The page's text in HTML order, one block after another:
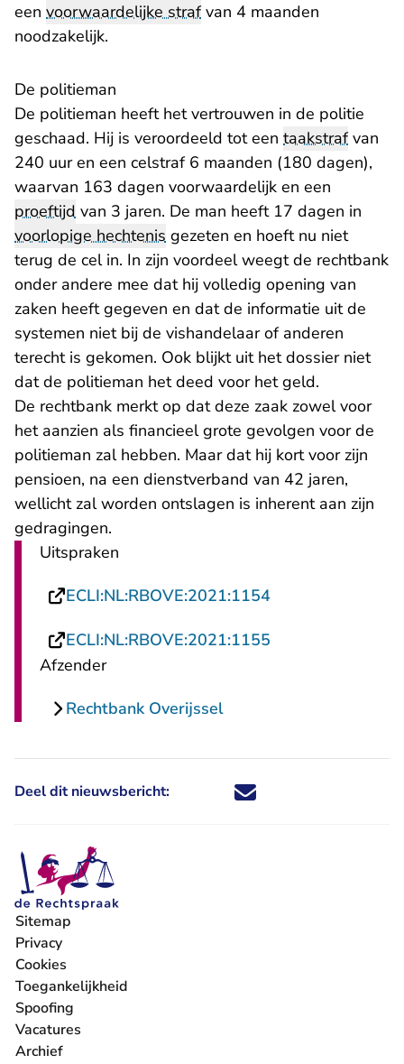
een voorwaardelijke strafvan 4 maanden
noodzakelijk.
De politieman
De politieman heeft het vertrouwen in de politie
geschaad. Hij is veroordeeld tot een taakstrafvan
240 uur en een celstraf 6 maanden (180 dagen),
waarvan 163 dagen voorwaardelijk en een
proeftijd van 3 jaren. De man heeft 17 dagen in
voorlopige hechtenis gezeten en hoeft nu niet
terug de cel in. In zijn voordeel weegt de rechtbank
onder andere mee dat hij volledig opening van
zaken heeft gegeven en dat de informatie uit de
systemen niet bij de vishandelaar of anderen
terecht is gekomen. Ook blijkt uit het dossier niet
dat de politieman het deed voor het geld.
De rechtbank merkt op dat deze zaak zowel voor
het aanzien als financieel grote gevolgen voor de
politieman zal hebben. Maar dat hij kort voor zijn
pensioen, na een dienstverband van 42 jaren,
wellicht zal worden ontslagen is inherent aan zijn
gedragingen.
Uitspraken
ECLI:NL:RBOVE:2021:1154- U verlaat
ECLI:NL:RBOVE:2021:1155
Afzender
Rechtbank Overijssel
Deel dit nieuwsbericht: Deel dit nieuwsbericht via X -
Deel dit nieuwsbericht via
Deel dit nieuwsbericht
Deel dit
Sitemap
Privacy
Cookies
Toegankelijkheid
Spoofing
Vacatures
- U verlaat Rechtspraak.nl
Archief